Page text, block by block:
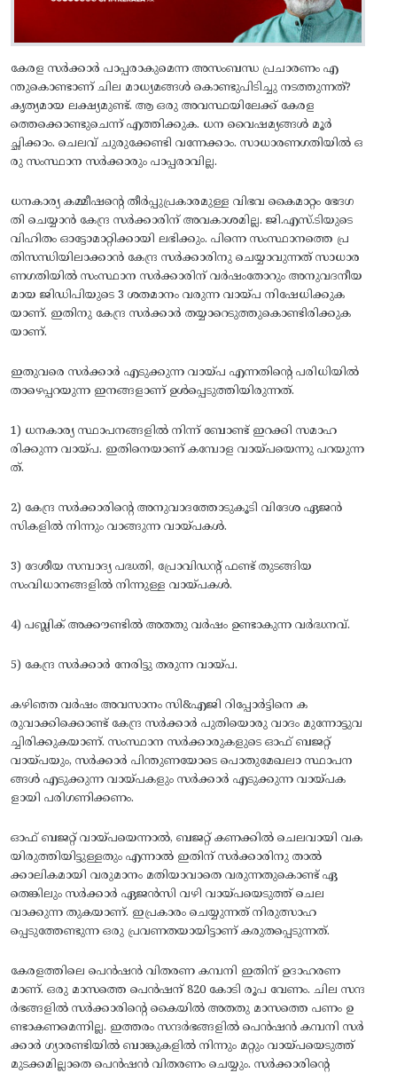
കേരള സർക്കാർ പാപ്പരാകുമെന്ന അസംബന്ധ പ്രചാരണം എ
ന്തുകൊണ്ടാണ് ചില മാധ്യമങ്ങൾ കൊണ്ടുപിടിച്ചു നടത്തുന്നത്?
കൃത്യമായ ലക്ഷ്യമുണ്ട്. ആ ഒരു അവസ്ഥയിലേക്ക് കേരള
ത്തെക്കൊണ്ടുചെന്ന് എത്തിക്കുക. ധന വൈഷമ്യങ്ങൾ മൂർ
ച്ഛിക്കാം. ചെലവ് ചുരുക്കേണ്ടി വന്നേക്കാം. സാധാരണഗതിയിൽ ഒ
രു സംസ്ഥാന സർക്കാരും പാപ്പരാവില്ല.
ധനകാര്യ കമ്മീഷന്റെ തീർപ്പുപ്രകാരമുള്ള വിഭവ കൈമാറ്റം ഭേദഗ
തി ചെയ്യാൻ കേന്ദ്ര സർക്കാരിന് അവകാശമില്ല. ജി.എസ്.ടിയുടെ
വിഹിതം ഓട്ടോമാറ്റിക്കായി ലഭിക്കും. പിന്നെ സംസ്ഥാനത്തെ പ്ര
തിസന്ധിയിലാക്കാൻ കേന്ദ്ര സർക്കാരിനു ചെയ്യാവുന്നത് സാധാര
ണഗതിയിൽ സംസ്ഥാന സർക്കാരിന് വർഷംതോറും അനുവദനീയ
മായ ജിഡിപിയുടെ 3 ശതമാനം വരുന്ന വായ്പ നിഷേധിക്കുക
യാണ്. ഇതിനു കേന്ദ്ര സർക്കാർ തയ്യാറെടുത്തുകൊണ്ടിരിക്കുക
യാണ്.
ഇതുവരെ സർക്കാർ എടുക്കുന്ന വായ്പ എന്നതിന്റെ പരിധിയിൽ
താഴെപ്പറയുന്ന ഇനങ്ങളാണ് ഉൾപ്പെടുത്തിയിരുന്നത്.
1) ധനകാര്യ സ്ഥാപനങ്ങളിൽ നിന്ന് ബോണ്ട് ഇറക്കി സമാഹ
രിക്കുന്ന വായ്പ. ഇതിനെയാണ് കമ്പോള വായ്പയെന്നു പറയുന്ന
ത്.
2) കേന്ദ്ര സർക്കാരിന്റെ അനുവാദത്തോടുകൂടി വിദേശ ഏജൻ
സികളിൽ നിന്നും വാങ്ങുന്ന വായ്പകൾ.
3) ദേശീയ സമ്പാദ്യ പദ്ധതി, പ്രോവിഡന്റ് ഫണ്ട് തുടങ്ങിയ
സംവിധാനങ്ങളിൽ നിന്നുള്ള വായ്പകൾ.
4) പബ്ലിക് അക്കൗണ്ടിൽ അതതു വർഷം ഉണ്ടാകുന്ന വർദ്ധനവ്.
5) കേന്ദ്ര സർക്കാർ നേരിട്ടു തരുന്ന വായ്പ.
കഴിഞ്ഞ വർഷം അവസാനം സി&എജി റിപ്പോർട്ടിനെ ക
രുവാക്കിക്കൊണ്ട് കേന്ദ്ര സർക്കാർ പുതിയൊരു വാദം മുന്നോട്ടുവ
ച്ചിരിക്കുകയാണ്. സംസ്ഥാന സർക്കാരുകളുടെ ഓഫ് ബജറ്റ്
വായ്പയും, സർക്കാർ പിന്തുണയോടെ പൊതുമേഖലാ സ്ഥാപന
ങ്ങൾ എടുക്കുന്ന വായ്പകളും സർക്കാർ എടുക്കുന്ന വായ്പക
ളായി പരിഗണിക്കണം.
ഓഫ് ബജറ്റ് വായ്പയെന്നാൽ, ബജറ്റ് കണക്കിൽ ചെലവായി വക
യിരുത്തിയിട്ടുള്ളതും എന്നാൽ ഇതിന് സർക്കാരിനു താൽ
ക്കാലികമായി വരുമാനം മതിയാവാതെ വരുന്നതുകൊണ്ട് ഏ
തെങ്കിലും സർക്കാർ ഏജൻസി വഴി വായ്പയെടുത്ത് ചെല
വാക്കുന്ന തുകയാണ്. ഇപ്രകാരം ചെയ്യുന്നത് നിരുത്സാഹ
പ്പെടുത്തേണ്ടുന്ന ഒരു പ്രവണതയായിട്ടാണ് കരുതപ്പെടുന്നത്.
കേരളത്തിലെ പെൻഷൻ വിതരണ കമ്പനി ഇതിന് ഉദാഹരണ
മാണ്. ഒരു മാസത്തെ പെൻഷന് 820 കോടി രൂപ വേണം. ചില സന്ദ
ർഭങ്ങളിൽ സർക്കാരിന്റെ കൈയിൽ അതതു മാസത്തെ പണം ഉ
ണ്ടാകണമെന്നില്ല. ഇത്തരം സന്ദർഭങ്ങളിൽ പെൻഷൻ കമ്പനി സർ
ക്കാർ ഗ്യാരണ്ടിയിൽ ബാങ്കുകളിൽ നിന്നും മറ്റും വായ്പയെടുത്ത്
മുടക്കമില്ലാതെ പെൻഷൻ വിതരണം ചെയ്യും. സർക്കാരിന്റെ